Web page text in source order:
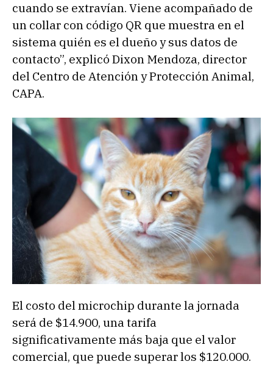
cuando se extravían. Viene acompañado de
un collar con código QR que muestra en el
sistema quién es el dueño y sus datos de
contacto”, explicó Dixon Mendoza, director
del Centro de Atención y Protección Animal,
CAPA.
El costo del microchip durante la jornada
será de $14.900, una tarifa
significativamente más baja que el valor
comercial, que puede superar los $120.000.